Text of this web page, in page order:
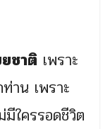
ชาติ เพราะ
าน เพราะ
ใครรอดชีวิต